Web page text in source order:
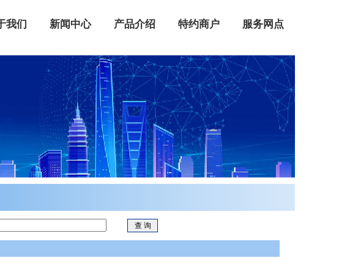
我们 新闻中心 产品介绍 特约商户 服务网点